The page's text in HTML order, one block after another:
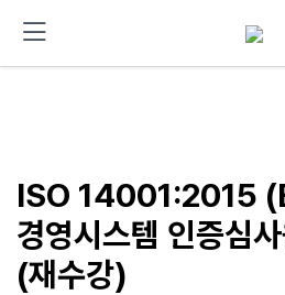
ISO 14001:2015
경영시스템 인증심
(재수강)